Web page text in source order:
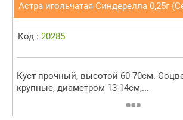
Астра игольчатая Синдерелла 0,25г
Код : 20285
Куст прочный, высотой 60-70см.
крупные, диаметром 13-14см,...